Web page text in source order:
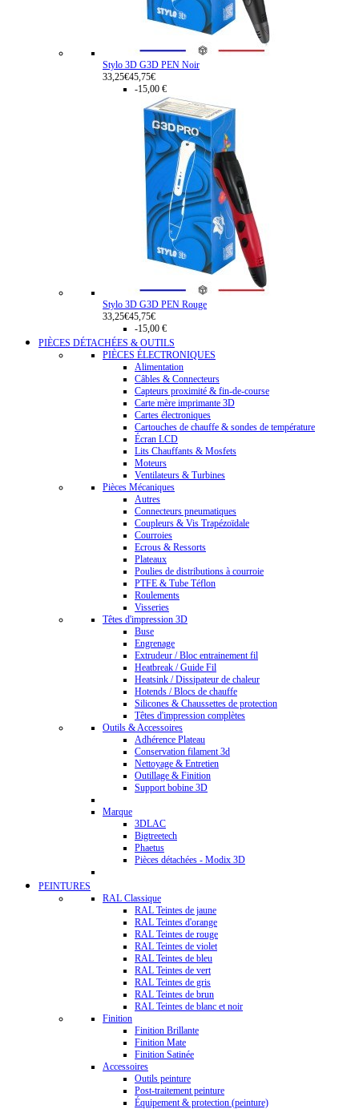
Stylo 3D G3D PEN Noir
33,25€45,75€
-15,00 €
Stylo 3D G3D PEN Rouge
33,25€45,75€
-15,00 €
PIÈCES DÉTACHÉES & OUTILS
PIÈCES ÉLECTRONIQUES
Alimentation
Câbles & Connecteurs
Capteurs proximité & fin-de-course
Carte mère imprimante 3D
Cartes électroniques
Cartouches de chauffe & sondes de température
Écran LCD
Lits Chauffants & Mosfets
Moteurs
Ventilateurs & Turbines
Pièces Mécaniques
Autres
Connecteurs pneumatiques
Coupleurs & Vis Trapézoïdale
Courroies
Ecrous & Ressorts
Plateaux
Poulies de distributions à courroie
PTFE & Tube Téflon
Roulements
Visseries
Têtes d'impression 3D
Buse
Engrenage
Extrudeur / Bloc entrainement fil
Heatbreak / Guide Fil
Heatsink / Dissipateur de chaleur
Hotends / Blocs de chauffe
Silicones & Chaussettes de protection
Têtes d'impression complètes
Outils & Accessoires
Adhérence Plateau
Conservation filament 3d
Nettoyage & Entretien
Outillage & Finition
Support bobine 3D
Marque
3DLAC
Bigtreetech
Phaetus
Pièces détachées - Modix 3D
PEINTURES
RAL Classique
RAL Teintes de jaune
RAL Teintes d'orange
RAL Teintes de rouge
RAL Teintes de violet
RAL Teintes de bleu
RAL Teintes de vert
RAL Teintes de gris
RAL Teintes de brun
RAL Teintes de blanc et noir
Finition
Finition Brillante
Finition Mate
Finition Satinée
Accessoires
Outils peinture
Post-traitement peinture
Équipement & protection (peinture)